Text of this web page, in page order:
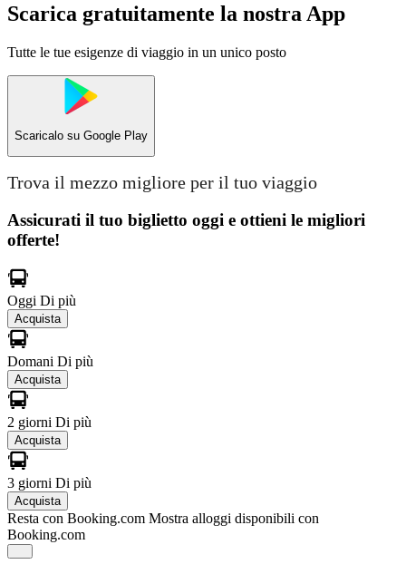
Scarica gratuitamente la nostra App
Tutte le tue esigenze di viaggio in un unico posto
Scaricalo su Google Play
Trova il mezzo migliore per il tuo viaggio
Assicurati il ​​tuo biglietto oggi e ottieni le migliori
offerte!
Oggi Di più
Acquista
Domani Di più
Acquista
2 giorni Di più
Acquista
3 giorni Di più
Acquista
Resta con Booking.com Mostra alloggi disponibili con
Booking.com